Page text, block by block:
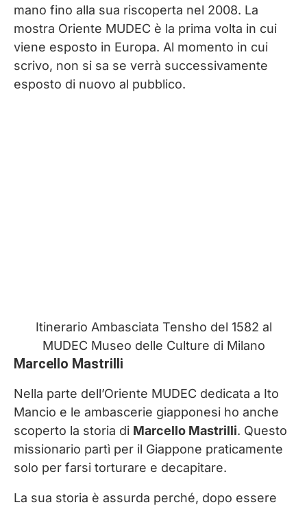
mano fino alla sua riscoperta nel 2008. La
mostra Oriente MUDEC è la prima volta in cui
viene esposto in Europa. Al momento in cui
scrivo, non si sa se verrà successivamente
esposto di nuovo al pubblico.
Itinerario Ambasciata Tensho del 1582 al
MUDEC Museo delle Culture di Milano
Marcello Mastrilli
Nella parte dell’Oriente MUDEC dedicata a Ito
Mancio e le ambascerie giapponesi ho anche
scoperto la storia di Marcello Mastrilli. Questo
missionario partì per il Giappone praticamente
solo per farsi torturare e decapitare.
La sua storia è assurda perché, dopo essere